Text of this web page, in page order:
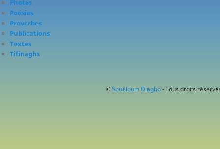
Photos
Poésies
Proverbes
Publications
Textes
Tifinaghs
© Souéloum Diagho- Tous droits